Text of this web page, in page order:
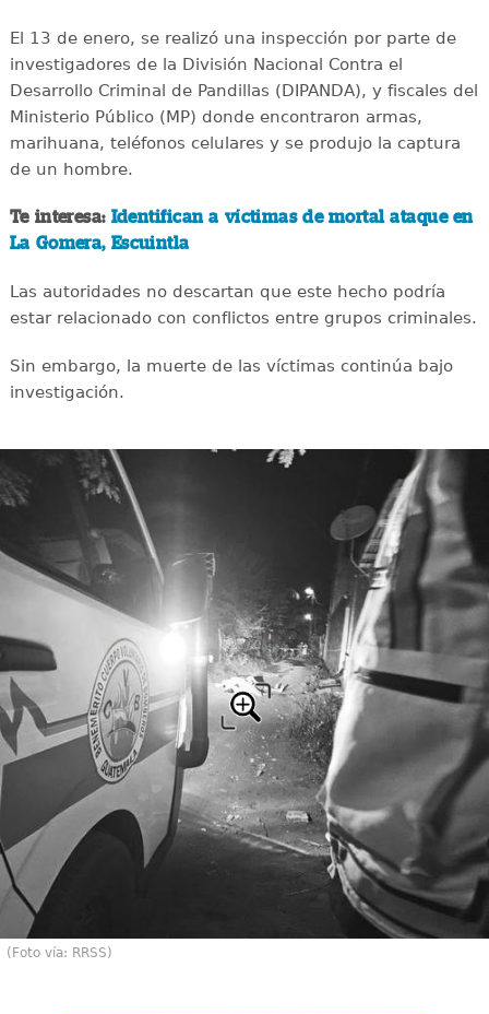
El 13 de enero, se realizó una inspección por parte de
investigadores de la División Nacional Contra el
Desarrollo Criminal de Pandillas (DIPANDA), y fiscales del
Ministerio Público (MP) donde encontraron armas,
marihuana, teléfonos celulares y se produjo la captura
de un hombre.
Te interesa: Identifican a víctimas de mortal ataque en
La Gomera, Escuintla
Las autoridades no descartan que este hecho podría
estar relacionado con conflictos entre grupos criminales.
Sin embargo, la muerte de las víctimas continúa bajo
investigación.
(Foto vía: RRSS)